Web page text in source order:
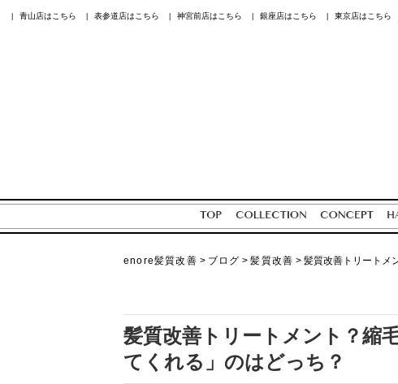
青山店はこちら 表参道店はこちら 神宮前店はこちら 銀座店はこちら 東京店はこちら
enore髪質改善 > ブログ >髪質改善 >髪質改善トリートメ
髪質改善トリートメント？縮
てくれる」のはどっち？